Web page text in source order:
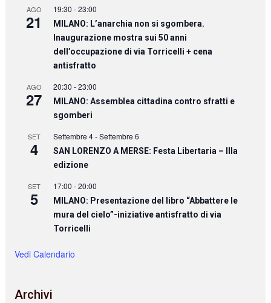
AGO
21
19:30 -23:00
MILANO: L’anarchia non si sgombera.
Inaugurazione mostra sui 50 anni
dell’occupazione di via Torricelli + cena
antisfratto
AGO
27
20:30 -23:00
MILANO: Assemblea cittadina contro sfratti e
sgomberi
SET
4
Settembre 4-Settembre 6
SAN LORENZO A MERSE: Festa Libertaria – IIIa
edizione
SET
5
17:00 -20:00
MILANO: Presentazione del libro “Abbattere le
mura del cielo”-iniziative antisfratto di via
Torricelli
Vedi Calendario
Archivi